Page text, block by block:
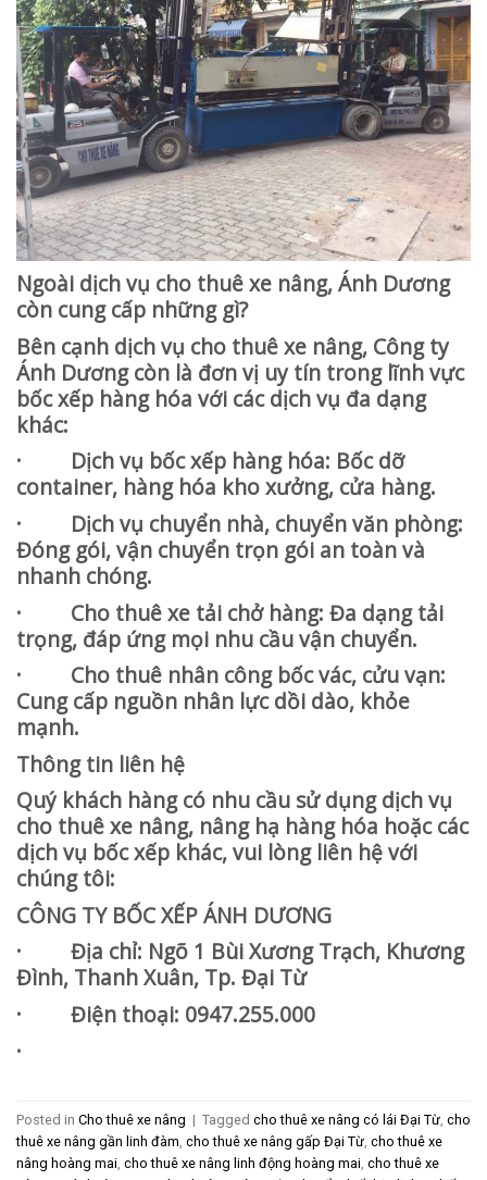
Ngoài dịch vụ cho thuê xe nâng, Ánh Dương
còn cung cấp những gì?
Bên cạnh dịch vụ cho thuê xe nâng, Công ty
Ánh Dương còn là đơn vị uy tín trong lĩnh vực
bốc xếp hàng hóa với các dịch vụ đa dạng
khác:
· Dịch vụ bốc xếp hàng hóa: Bốc dỡ
container, hàng hóa kho xưởng, cửa hàng.
· Dịch vụ chuyển nhà, chuyển văn phòng:
Đóng gói, vận chuyển trọn gói an toàn và
nhanh chóng.
· Cho thuê xe tải chở hàng: Đa dạng tải
trọng, đáp ứng mọi nhu cầu vận chuyển.
· Cho thuê nhân công bốc vác, cửu vạn:
Cung cấp nguồn nhân lực dồi dào, khỏe
mạnh.
Thông tin liên hệ
Quý khách hàng có nhu cầu sử dụng dịch vụ
cho thuê xe nâng, nâng hạ hàng hóa hoặc các
dịch vụ bốc xếp khác, vui lòng liên hệ với
chúng tôi:
CÔNG TY BỐC XẾP ÁNH DƯƠNG
· Địa chỉ: Ngõ 1 Bùi Xương Trạch, Khương
Đình, Thanh Xuân, Tp. Đại Từ
· Điện thoại: 0947.255.000
·
Posted in Cho thuê xe nâng | Tagged cho thuê xe nâng có lái Đại Từ cho
thuê xe nâng gần linh đàm cho thuê xe nâng gấp Đại Từ cho thuê xe
nâng hoàng mai cho thuê xe nâng linh động hoàng mai cho thuê xe